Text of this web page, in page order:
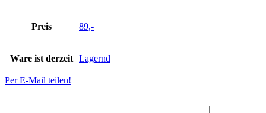
Preis 89,-
Ware ist derzeit Lagernd
Per E-Mail teilen!